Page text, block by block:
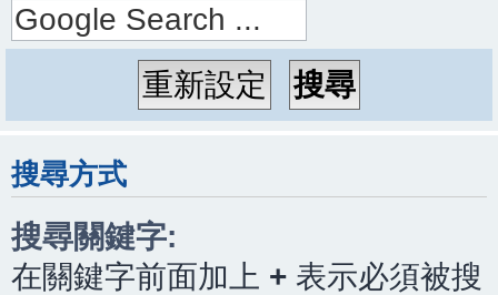
搜尋方式
搜尋關鍵字:
在關鍵字前面加上 + 表示必須被搜